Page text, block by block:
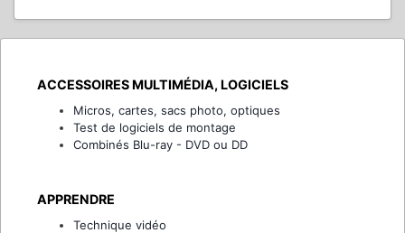
ACCESSOIRES MULTIMÉDIA, LOGICIELS
Micros, cartes, sacs photo, optiques
Test de logiciels de montage
Combinés Blu-ray - DVD ou DD
APPRENDRE
Technique vidéo